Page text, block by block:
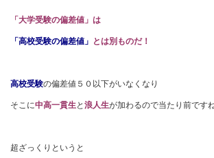
「大学受験の偏差値」は
「高校受験の偏差値」 とは別ものだ！
高校受験の偏差値５０以下がいなくなり
そこに中高一貫生と 浪人生が加わるので当たり前ですね
超ざっくりというと